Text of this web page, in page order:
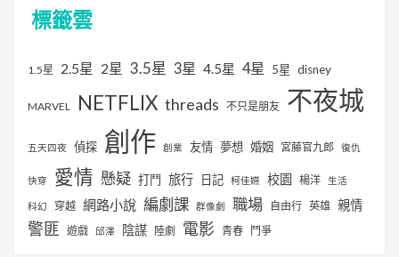
標籤雲
1.5星 2.5星 2星 3.5星 3星 4.5星 4星 5星 disney
MARVEL NETFLIX threads 不只是朋友 不夜城
五天四夜 偵探 創作 創業 友情 夢想 婚姻 宮藤官九郎 復仇
快穿 愛情 懸疑 打鬥 旅行 日記 柯佳嬿 校園 楊洋 生活
科幻 穿越 網路小說 編劇課 群像劇 職場 自由行 英雄 親情
警匪 遊戲 邱澤 陰謀 陸劇 電影 青春 鬥爭